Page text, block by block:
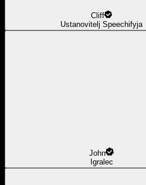
Cliff
Ustanovitelj Speechifyja
John
Igralec